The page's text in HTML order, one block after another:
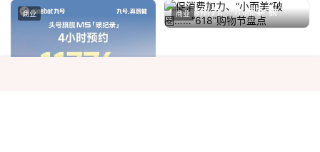
商业
促消费加力、“小而美”破
圈……“618”购物节盘点
2023年6月19日
商业